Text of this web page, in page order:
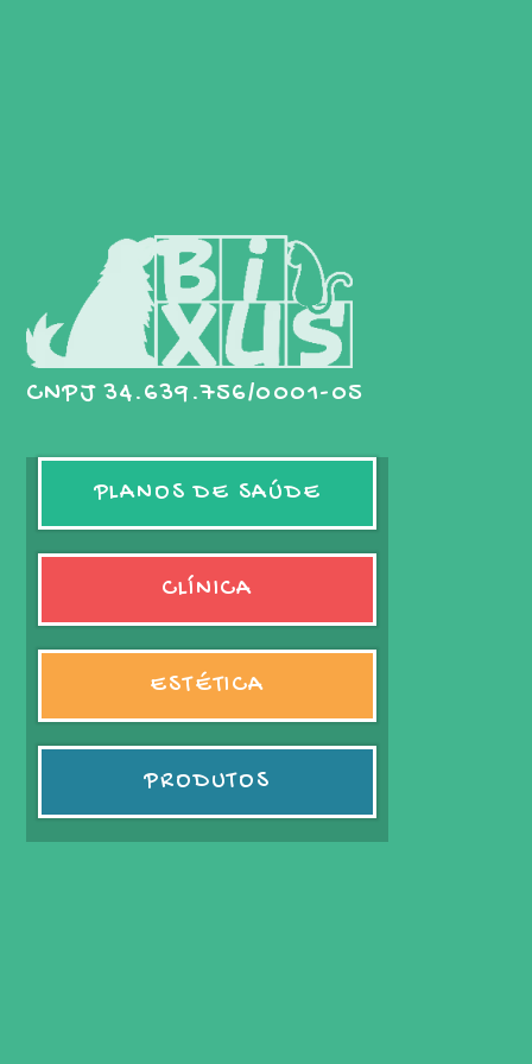
CNPJ 34.639.756/0001-05
PLANOS DE SAÚDE
CLÍNICA
ESTÉTICA
PRODUTOS